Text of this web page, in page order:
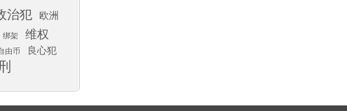
治犯 欧洲
绑架 维权
由币 良心犯